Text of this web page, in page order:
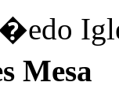
Mesa